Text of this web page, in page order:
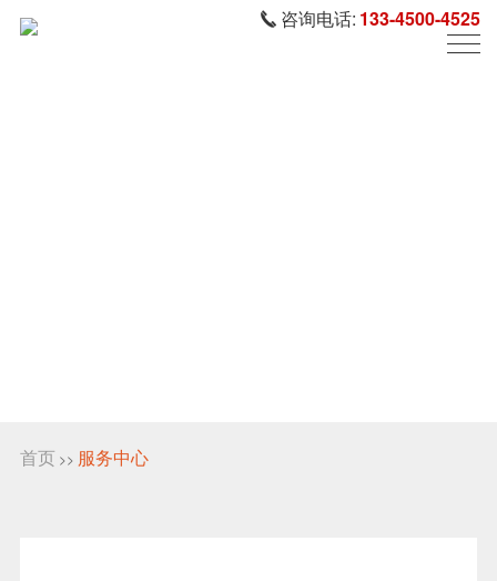
咨询电话: 133-4500-4525
首页 >> 服务中心